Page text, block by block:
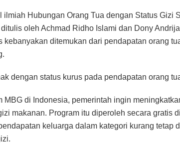
ilmiah Hubungan Orang Tua dengan Status Gizi
oleh Achmad Ridho Islami dan Dony
kebanyakan ditemukan dari pendapatan orang
dengan status kurus pada pendapatan orang
MBG di Indonesia, pemerintah ingin
makanan. Program itu diperoleh secara gratis
keluarga dalam kategori kurang tetap